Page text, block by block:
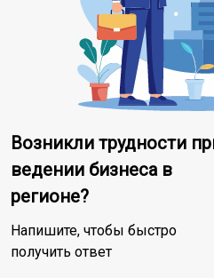
Возникли трудности
ведении бизнеса в
регионе?
Напишите, чтобы быстро
получить ответ